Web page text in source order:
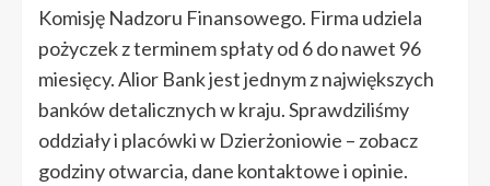
Komisję Nadzoru Finansowego. Firma udziela
pożyczek z terminem spłaty od 6 do nawet 96
miesięcy. Alior Bank jest jednym z największych
banków detalicznych w kraju. Sprawdziliśmy
oddziały i placówki w Dzierżoniowie – zobacz
godziny otwarcia, dane kontaktowe i opinie.